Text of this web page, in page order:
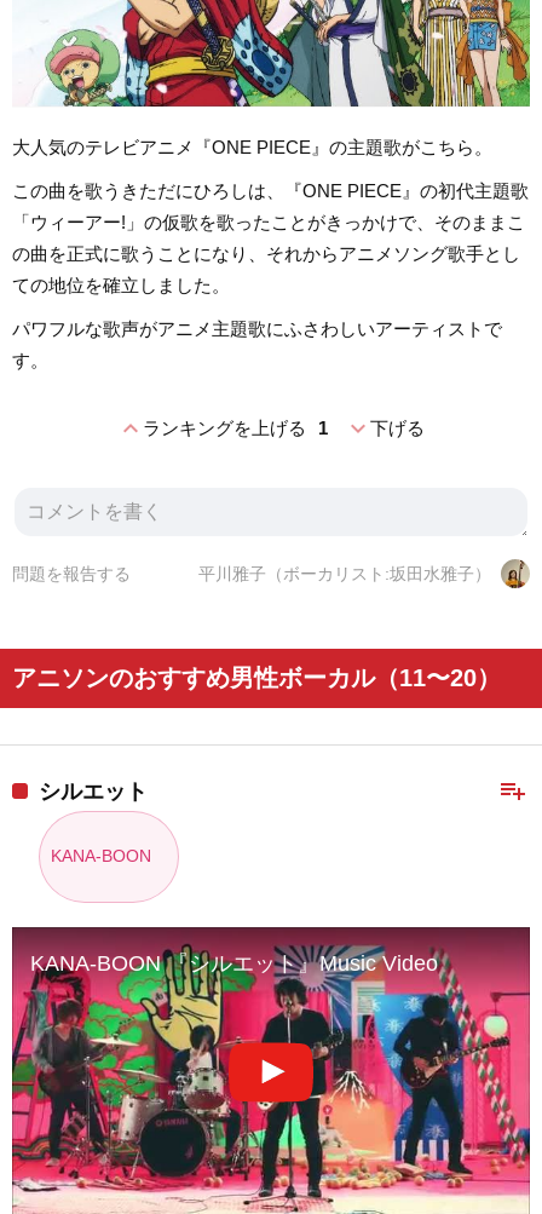
大人気のテレビアニメ『ONE PIECE』の主題歌がこちら。
この曲を歌うきただにひろしは、『ONE PIECE』の初代主題歌
「ウィーアー!」の仮歌を歌ったことがきっかけで、そのままこ
の曲を正式に歌うことになり、それからアニメソング歌手とし
ての地位を確立しました。
パワフルな歌声がアニメ主題歌にふさわしいアーティストで
す。
expand_lessランキングを上げる 1 expand_more下げる
平川雅子（ボーカリスト:坂田水雅子）
問題を報告する
アニソンのおすすめ男性ボーカル（11〜20）
playlist_add
シルエット
KANA-BOON
KANA-BOON 『シルエット』Music Video